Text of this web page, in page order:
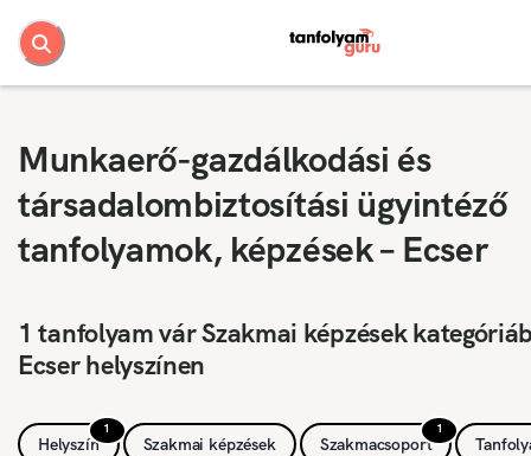
Munkaerő-gazdálkodási és
társadalombiztosítási ügyintéző
tanfolyamok, képzések – Ecser
1 tanfolyam vár Szakmai képzések
Ecser helyszínen
1
Helyszín Szakmai képzések
1
Szakmacsoport